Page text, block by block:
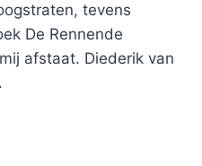
tevens
De Rennende
afstaat. Diederik van